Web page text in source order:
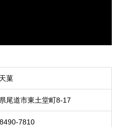
菓
尾道市東土堂町8-17
7810